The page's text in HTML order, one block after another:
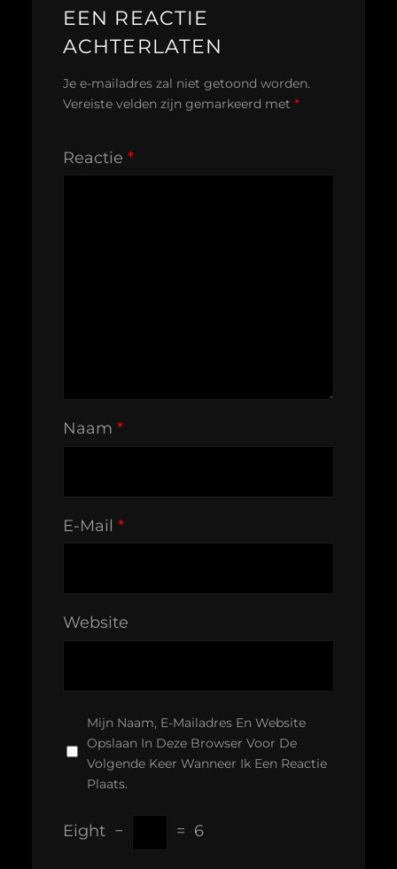
EEN REACTIE
ACHTERLATEN
Je e-mailadres zal niet getoond worden.
Vereiste velden zijn gemarkeerd met *
Reactie *
Naam *
E-Mail *
Website
Mijn Naam, E-Mailadres En Website
Opslaan In Deze Browser Voor De
Volgende Keer Wanneer Ik Een Reactie
Plaats.
Eight − = 6